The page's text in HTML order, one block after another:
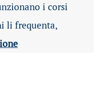
i corsi
li frequenta,